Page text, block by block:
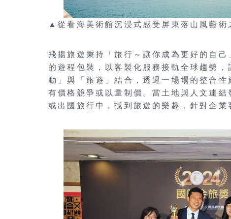
▲從看海美術館沉浸式感受屏東落山風藝
飛揚旅遊秉持「旅行～讓你成為更好的自
的遊程包裝，以客製化服務接軌全球趨勢
動」與「旅遊」結合，透過一場場的整合
有價格競爭或以量制價。當土地與人文連
或出國旅行中，找到旅遊的樂趣，針對企業